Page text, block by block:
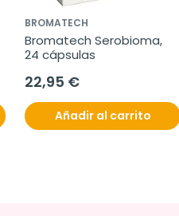
BROMATECH
Bromatech Serobioma,
24 cápsulas
22,95 €
Añadir al carrito